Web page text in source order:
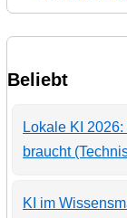
Beliebt
Lokale KI
braucht
KI im